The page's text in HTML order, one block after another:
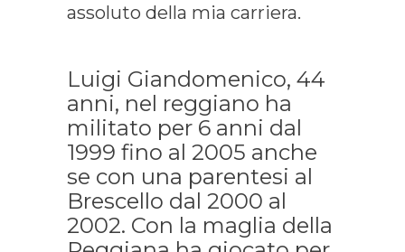
assoluto della mia carriera.
Luigi Giandomenico, 44
anni, nel reggiano ha
militato per 6 anni dal
1999 fino al 2005 anche
se con una parentesi al
Brescello dal 2000 al
2002. Con la maglia della